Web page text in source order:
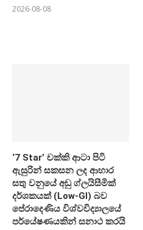
2026-08-08
‘7 Star’ චක්කි ආටා පිටි
ඇසුරින් සකසන ලද ආහාර
සතු වනුයේ අඩු ග්ලයිසීමික්
දර්ශකයක් (Low-GI) බව
පේරාදෙණිය විශ්වවිද්‍යාලයේ
පර්යේෂණයකින් සනාථ කරයි